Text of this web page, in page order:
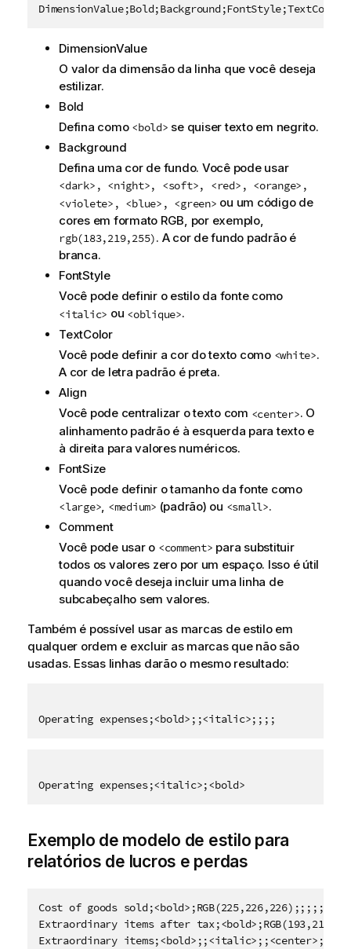
DimensionValue
O valor da dimensão da linha que você deseja
estilizar.
Bold
Defina como <bold> se quiser texto em negrito.
Background
Defina uma cor de fundo. Você pode usar
<dark>, <night>, <soft>, <red>, <orange>,
<violete>, <blue>, <green> ou um código de
cores em formato RGB, por exemplo,
rgb(183,219,255). A cor de fundo padrão é
branca.
FontStyle
Você pode definir o estilo da fonte como
<italic> ou <oblique>.
TextColor
Você pode definir a cor do texto como <white>.
A cor de letra padrão é preta.
Align
Você pode centralizar o texto com <center>. O
alinhamento padrão é à esquerda para texto e
à direita para valores numéricos.
FontSize
Você pode definir o tamanho da fonte como
<large> <medium> (padrão) ou <small>.
Comment
Você pode usar o <comment> para substituir
todos os valores zero por um espaço. Isso é útil
quando você deseja incluir uma linha de
subcabeçalho sem valores.
Também é possível usar as marcas de estilo em
qualquer ordem e excluir as marcas que não são
usadas. Essas linhas darão o mesmo resultado:
Operating expenses;<bold>;;<italic>;;;;
Operating expenses;<italic>;<bold>
Exemplo de modelo de estilo para
relatórios de lucros e perdas
Cost of goods sold;<bold>;RGB(225,226,226);;;;;
Extraordinary items after
Extraordinary